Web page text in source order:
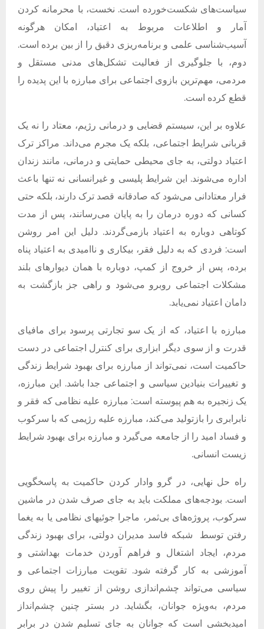
سیاست‌های شکست‌خورده است. نخست، با محرمانه کردن
آمار و اطلاعات مربوط به اعتیاد، امکان هرگونه
آسیب‌شناسی علمی و برنامه‌ریزی دقیق را از بین برده است.
دوم، با جلوگیری از فعالیت تشکل‌های مدنی مستقل و
مردمی، مهم‌ترین بازوی اجتماعی برای مبارزه با این پدیده را
قطع کرده است.
علاوه بر این، سیستم قضایی و درمانی رژیم، معتاد را نه یک
قربانی شرایط اجتماعی، بلکه یک مجرم می‌داند. مراکز ترک
اعتیاد دولتی، به جای محیطی حمایتی و درمانی، مانند زندان
اداره می‌شوند. این شرایط پلیسی و غیرانسانی نه تنها باعث
فرار معتادانی می‌شود که صادقانه قصد ترک دارند، بلکه حتی
کسانی که دوره درمان را به پایان می‌رسانند، پس از مدت
کوتاهی دوباره به اعتیاد بازمی‌گردند. دلیل این امر روشن
است: فردی که به دلیل فقر، بیکاری و ناامیدی به اعتیاد پناه
برده، پس از خروج از کمپ، دوباره با همان دیوارهای بلند
مشکلات اجتماعی روبرو می‌شود و راهی جز بازگشت به
دامان اعتیاد نمی‌یابد.
مبارزه با اعتیاد، که از یک سو تجارتی پرسود برای مافیای
قدرت و از سوی دیگر ابزاری برای کنترل اجتماعی در دست
حاکمیت است، نمی‌تواند از مبارزه برای بهبود شرایط زندگی
و تغییرات بنیادین سیاسی و اجتماعی جدا باشد. این مبارزه،
یک زنجیره به هم پیوسته است: مبارزه علیه نظامی که فقر و
نابرابری را بازتولید می‌کند، مبارزه علیه رژیمی که با سرکوب
و فساد امید را از جامعه می‌گیرد و مبارزه برای بهبود شرایط
زیست انسانی.
راه حل نهایی، در گرو وادار کردن حاکمیت به پاسخگویی
است. بودجه‌های مملکت باید به جای صرف شدن در ماشین
سرکوب، پروژه‌های بی‌ثمر، ماجرا جوئیهای نظامی یا به یغما
رفتن توسط
شبکه فاسد مدیران دولتی، برای بهبود زندگی
مردم، ایجاد اشتغال و فراهم آوردن خدمات بهداشتی و
آموزشی به کار گرفته شود.تقویت مبارزات اجتماعی و
سیاسی می‌تواند چشم‌اندازی روشن از تغییر را پیش روی
مردم، به‌ویژه جوانان، بگشاید. در بستر چنین چشم‌انداز
امیدبخشی است که جوانان به جای تسلیم شدن در برابر